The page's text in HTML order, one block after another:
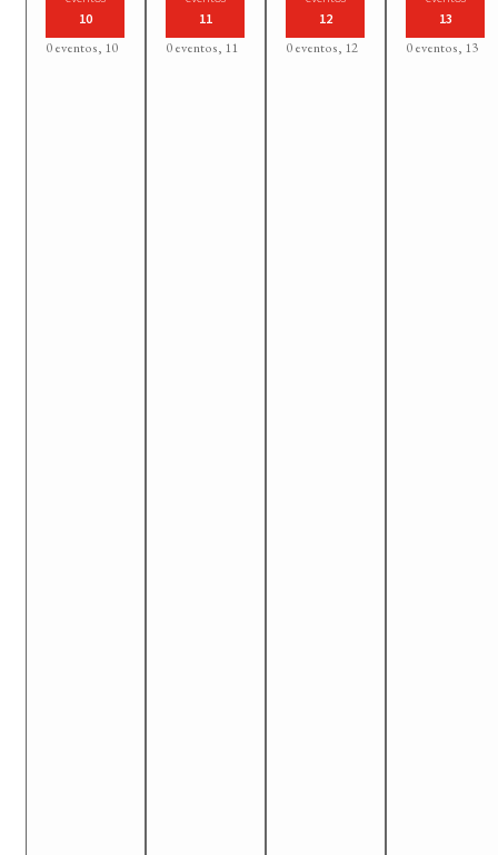
10
0 eventos, 10
11
0 eventos, 11
12
0 eventos, 12
13
0 eventos, 13